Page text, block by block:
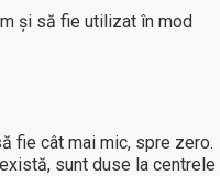
și să fie utilizat în mod
fie cât mai mic, spre zero.
sunt duse la centrele